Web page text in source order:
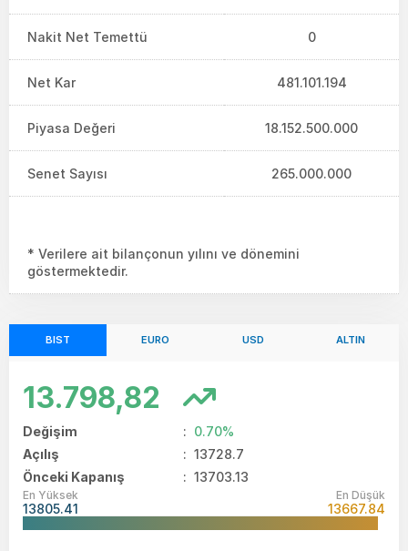
Nakit Net Temettü 0
Net Kar 481.101.194
Piyasa Değeri 18.152.500.000
Senet Sayısı 265.000.000
* Verilere ait bilançonun yılını ve dönemini
göstermektedir.
BIST EURO USD ALTIN
13.798,82
Değişim : 0.70%
Açılış
: 13728.7
Önceki Kapanış
: 13703.13
En Yüksek
13805.41
En Düşük
13667.84